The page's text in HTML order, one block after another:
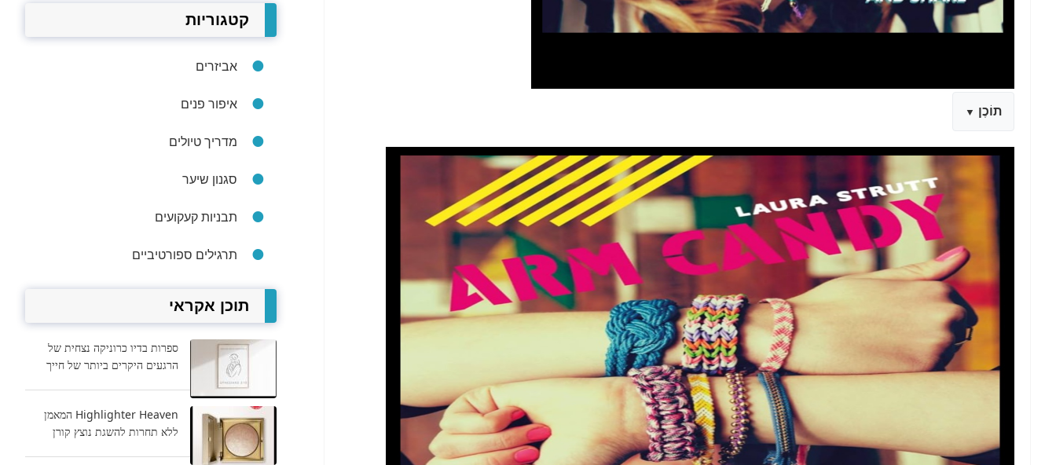
תוֹכֶן
קטגוריות
אביזרים
איפור פנים
מדריך טיולים
סגנון שיער
תבניות קעקועים
תרגילים ספורטיביים
תוכן אקראי
ספרות בדיו כרוניקה נצחית של
הרגעים היקרים ביותר של חייך
Highlighter Heaven המאמן
ללא תחרות להשגת נוצץ קורן